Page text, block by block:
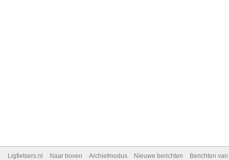
Ligfietsers.nl Naar boven Archiefmodus Nieuwe berichten Berichten